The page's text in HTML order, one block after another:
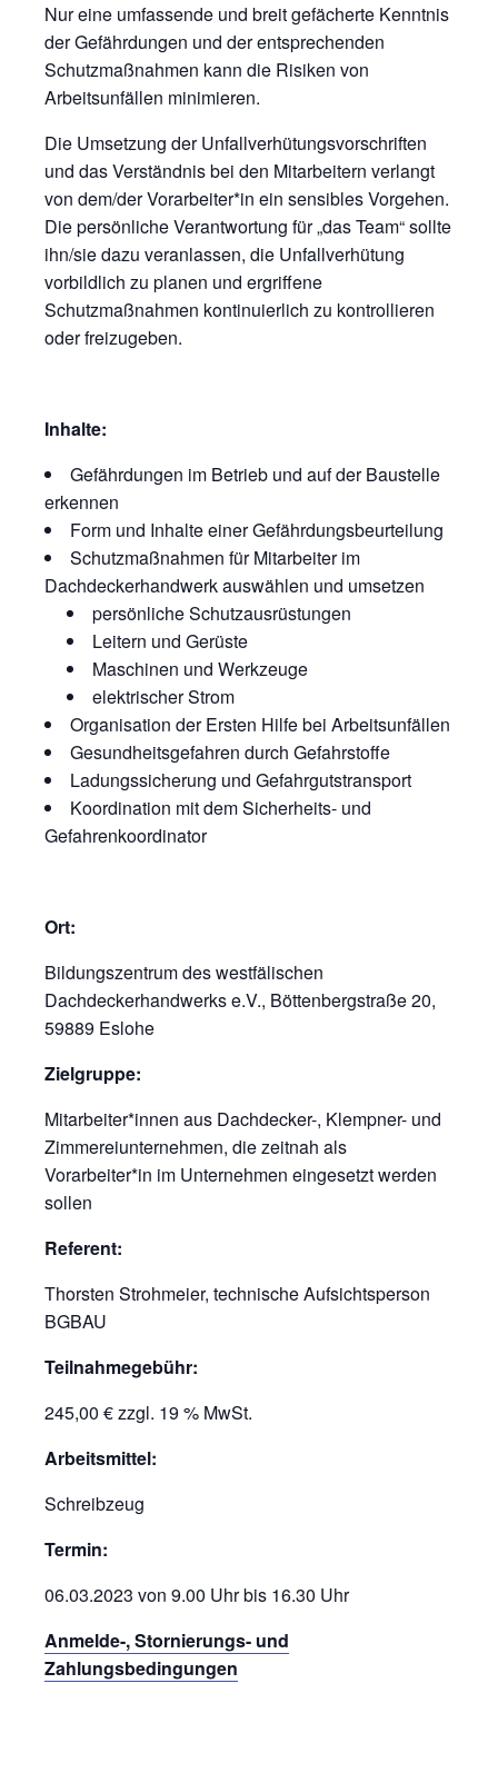
Nur eine umfassende und breit gefächerte Kenntnis
der Gefährdungen und der entsprechenden
Schutzmaßnahmen kann die Risiken von
Arbeitsunfällen minimieren.
Die Umsetzung der Unfallverhütungsvorschriften
und das Verständnis bei den Mitarbeitern verlangt
von dem/der Vorarbeiter*in ein sensibles Vorgehen.
Die persönliche Verantwortung für „das Team“ sollte
ihn/sie dazu veranlassen, die Unfallverhütung
vorbildlich zu planen und ergriffene
Schutzmaßnahmen kontinuierlich zu kontrollieren
oder freizugeben.
Inhalte:
Gefährdungen im Betrieb und auf der Baustelle
erkennen
Form und Inhalte einer Gefährdungsbeurteilung
Schutzmaßnahmen für Mitarbeiter im
Dachdeckerhandwerk auswählen und umsetzen
persönliche Schutzausrüstungen
Leitern und Gerüste
Maschinen und Werkzeuge
elektrischer Strom
Organisation der Ersten Hilfe bei Arbeitsunfällen
Gesundheitsgefahren durch Gefahrstoffe
Ladungssicherung und Gefahrgutstransport
Koordination mit dem Sicherheits- und
Gefahrenkoordinator
Ort:
Bildungszentrum des westfälischen
Dachdeckerhandwerks e.V., Böttenbergstraße 20,
59889 Eslohe
Zielgruppe:
Mitarbeiter*innen aus Dachdecker-, Klempner- und
Zimmereiunternehmen, die zeitnah als
Vorarbeiter*in im Unternehmen eingesetzt werden
sollen
Referent:
Thorsten Strohmeier, technische Aufsichtsperson
BGBAU
Teilnahmegebühr:
245,00 € zzgl. 19 % MwSt.
Arbeitsmittel:
Schreibzeug
Termin:
06.03.2023 von 9.00 Uhr bis 16.30 Uhr
Anmelde-, Stornierungs- und
Zahlungsbedingungen